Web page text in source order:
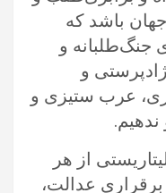
باشد که
و‌
و
عرب ستیزی و
از هر
عدالت،